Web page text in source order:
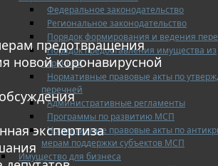
Федеральное законодательство
Региональное законодательство
Порядок формирования и ведения
Порядок предоставления имущества из
перечней
Нормативные правовые акты по
перечней
Административные регламенты
Программы по развитию МСП
Нормативные правовые акты по
мерам поддержки субъектов МСП
Имущество для бизнеса
предотвращения
новой коронавирусной
экспертиза